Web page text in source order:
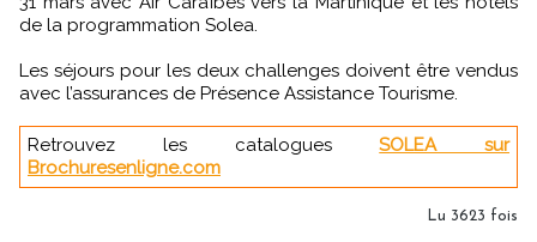
de la programmation Solea.
Les séjours pour les deux challenges doivent être vendus
avec l’assurances de Présence Assistance Tourisme.
Retrouvez les cataloguesSOLEA sur
Brochuresenligne.com
Lu 3623 fois